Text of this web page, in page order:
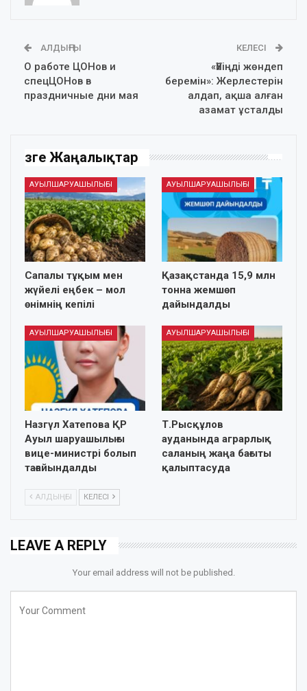
АЛДЫҢҒЫ
О работе ЦОНов и
спецЦОНов в
праздничные дни мая
КЕЛЕСІ
«Үйіңді жөндеп
беремін»: Жерлестерін
алдап, ақша алған
азамат ұсталды
Өзге Жаңалықтар
АУЫЛШАРУАШЫЛЫҒЫ
Сапалы тұқым мен
жүйелі еңбек – мол
өнімнің кепілі
АУЫЛШАРУАШЫЛЫҒЫ
Қазақстанда 15,9 млн
тонна жемшөп
дайындалды
АУЫЛШАРУАШЫЛЫҒЫ
Назгүл Хатепова ҚР
Ауыл шаруашылығы
вице-министрі болып
тағайындалды
АУЫЛШАРУАШЫЛЫҒЫ
Т.Рысқұлов
ауданында аграрлық
саланың жаңа бағыты
қалыптасуда
АЛДЫҢҒЫ КЕЛЕСІ
LEAVE A REPLY
Your email address will not be published.